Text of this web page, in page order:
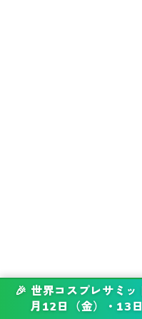
🎉 世界コスプレサミ
月12日（金）・13